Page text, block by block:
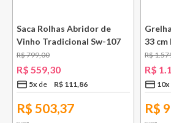
Saca Rolhas Abridor de
Vinho Tradicional Sw-107
Ply Le Creuset
R$799,00
R$ 559,30
5x R$ 111 86
R$ 503,37
33 cm
R$1.
R$ 1.
10x
R$